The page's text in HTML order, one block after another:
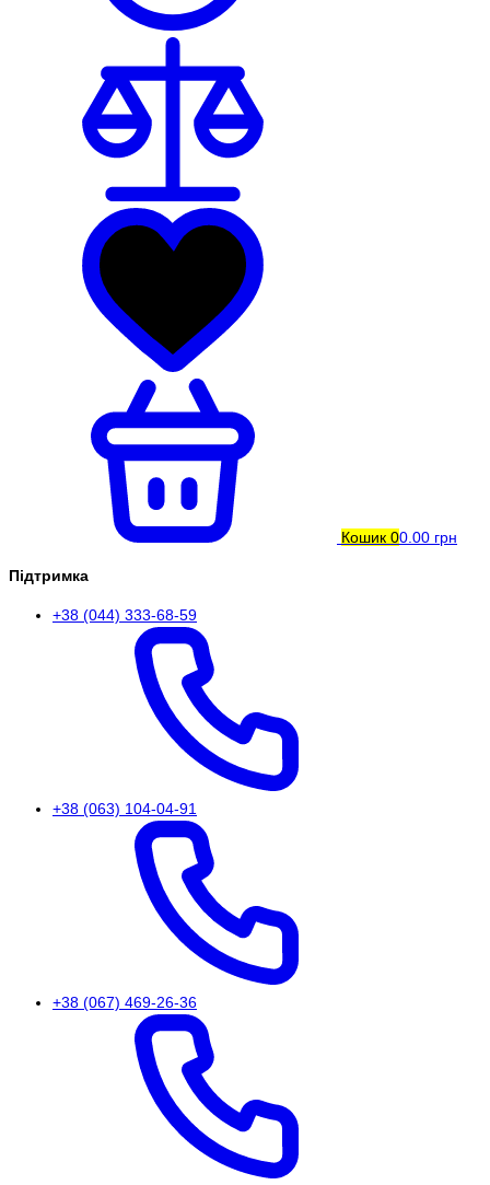
Кошик 00.00 грн
Підтримка
+38 (044) 333-68-59
+38 (063) 104-04-91
+38 (067) 469-26-36